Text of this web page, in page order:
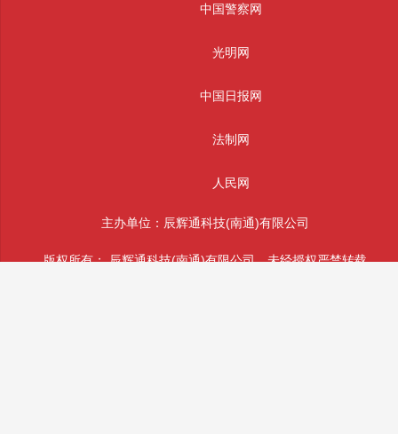
中国警察网
光明网
中国日报网
法制网
人民网
主办单位：辰辉通科技(南通)有限公司
版权所有： 辰辉通科技(南通)有限公司 未经授权严禁转载